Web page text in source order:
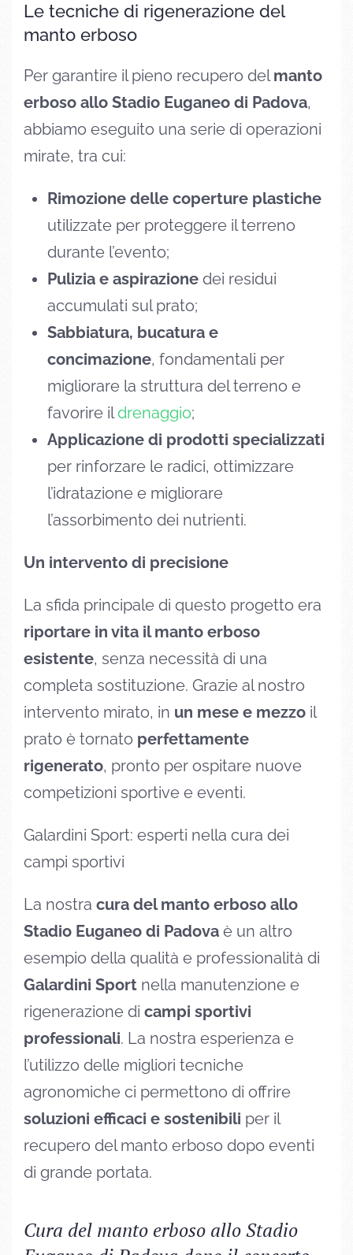
Le tecniche di rigenerazione del
manto erboso
Per garantire il pieno recupero delmanto
erboso allo Stadio Euganeo di Padova,
abbiamo eseguito una serie di operazioni
mirate, tra cui:
Rimozione delle coperture plastiche
utilizzate per proteggere il terreno
durante l’evento;
Pulizia e aspirazione dei residui
accumulati sul prato;
Sabbiatura, bucatura e
concimazione, fondamentali per
migliorare la struttura del terreno e
favorire ildrenaggio;
Applicazione di prodotti specializzati
per rinforzare le radici, ottimizzare
l’idratazione e migliorare
l’assorbimento dei nutrienti.
Un intervento di precisione
La sfida principale di questo progetto era
riportare in vita il manto erboso
esistente, senza necessità di una
completa sostituzione. Grazie al nostro
intervento mirato, in un mese e mezzo il
prato è tornato perfettamente
rigenerato, pronto per ospitare nuove
competizioni sportive e eventi.
Galardini Sport: esperti nella cura dei
campi sportivi
La nostra cura del manto erboso allo
Stadio Euganeo di Padova è un altro
esempio della qualità e professionalità di
Galardini Sport nella manutenzione e
rigenerazione di campi sportivi
professionali. La nostra esperienza e
l’utilizzo delle migliori tecniche
agronomiche ci permettono di offrire
soluzioni efficaci e sostenibili per il
recupero del manto erboso dopo eventi
di grande portata.
Cura del manto erboso allo Stadio